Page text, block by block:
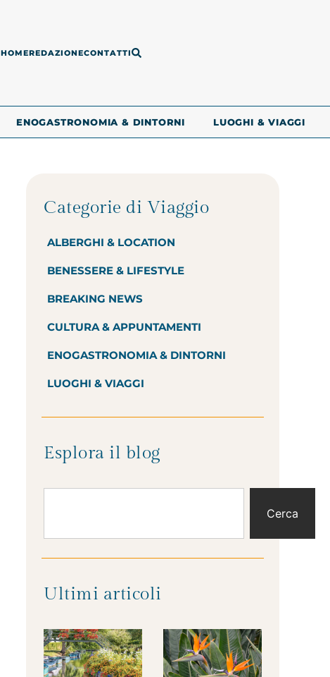
HOMEREDAZIONECONTATTI
ENOGASTRONOMIA & DINTORNI LUOGHI & VIAGGI
Categorie di Viaggio
ALBERGHI & LOCATION
BENESSERE & LIFESTYLE
BREAKING NEWS
CULTURA & APPUNTAMENTI
ENOGASTRONOMIA & DINTORNI
LUOGHI & VIAGGI
Esplora il blog
Cerca
Ultimi articoli